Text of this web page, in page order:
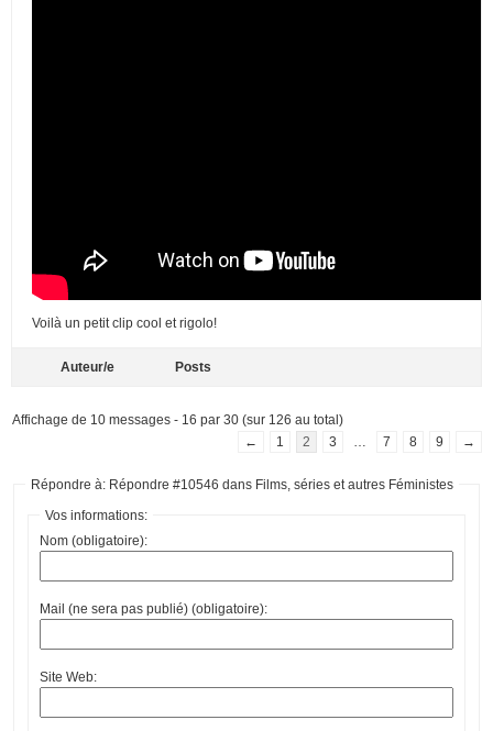
Voilà un petit clip cool et rigolo!
Auteur/e Posts
Affichage de 10 messages - 16 par 30 (sur 126 au total)
←
1 2 3 7 8 9 →
Répondre à: Répondre #10546 dans Films, séries et autres Féministes
Vos informations:
Nom (obligatoire):
Mail (ne sera pas publié) (obligatoire):
Site Web: